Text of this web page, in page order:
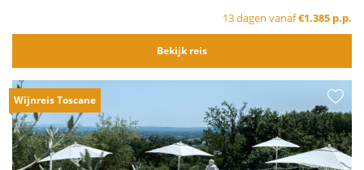
13 dagen vanaf€1.385 p.p.
Bekijk reis
Wijnreis Toscane